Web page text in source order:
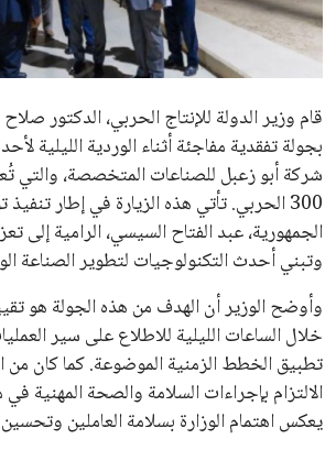
علوم وتكنولوجيا
المرأة والجمال
حوادث
محافظات
قام وزير الدولة للإنتاج الحربي، الدكتور
بجولة تفقدية مفاجئة أثناء الوردية الليلية
شركة أبو زعبل للصناعات المتخصصة، والتي
300 الحربي. تأتي هذه الزيارة في إطار
الجمهورية، عبد الفتاح السيسي، الرامية إلى
وتبني أحدث التكنولوجيات لتطوير الصناعة
وأوضح الوزير أن الهدف من هذه الجولة هو
خلال الساعات الليلية للاطلاع على سير
تطبيق الخطط الزمنية الموضوعة. كما كان من
الالتزام بإجراءات السلامة والصحة المهنية في
يعكس اهتمام الوزارة بسلامة العاملين